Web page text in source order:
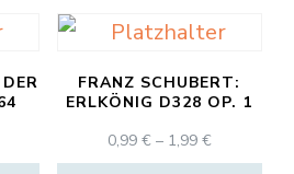
€
FRANZ SCHUBERT:
ERLKÖNIG D328 OP. 1
0,99 € – 1,99 €
0,99 €